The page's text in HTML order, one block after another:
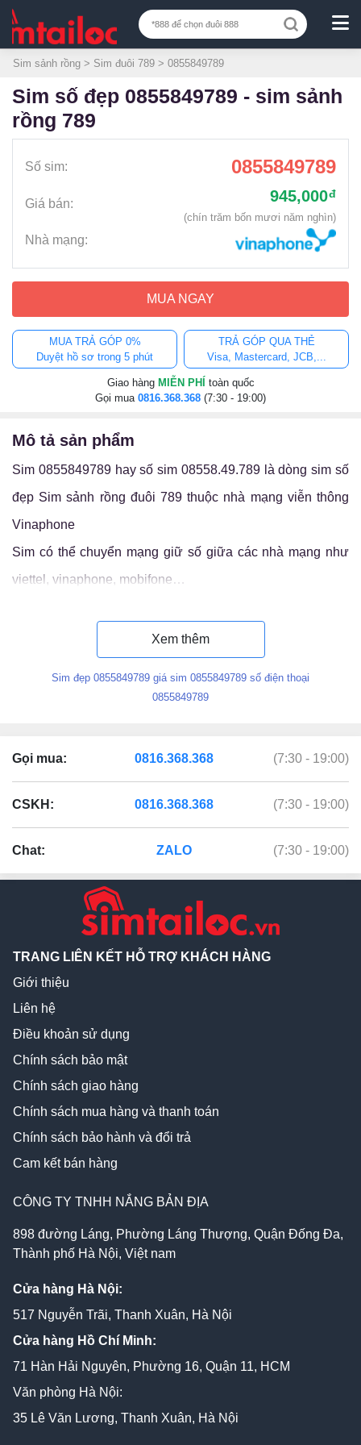
Sim sảnh rồng > Sim đuôi 789 > 0855849789
sim số đẹp 0855849789 - sim sảnh
rồng 789
Số sim: 0855849789
Giá bán: 945,000đ
(chín trăm bốn mươi năm nghìn)
Nhà mạng:
MUA NGAY
MUA TRẢ GÓP 0%
Duyệt hồ sơ trong 5 phút
TRẢ GÓP QUA THẺ
Visa, Mastercard, JCB,...
Giao hàng MIỄN PHÍ toàn quốc
Gọi mua 0816.368.368 (7:30 - 19:00)
mô tả sản phẩm
Sim 0855849789 hay số sim 08558.49.789 là dòng sim số
đẹp Sim sảnh rồng đuôi 789 thuộc nhà mạng viễn thông
Vinaphone
Sim có thể chuyển mạng giữ số giữa các nhà mạng như
viettel, vinaphone, mobifone…
Xem thêm
Sim đẹp 0855849789 giá sim 0855849789 số điện thoại
0855849789
Gọi mua: 0816.368.368 (7:30 - 19:00)
CSKH: 0816.368.368 (7:30 - 19:00)
Chat: ZALO (7:30 - 19:00)
CÔNG TY TNHH NẮNG BẢN ĐỊA
898 đường Láng, Phường Láng Thượng, Quận Đống Đa,
Thành phố Hà Nội, Việt nam
Cửa hàng Hà Nội:
517 Nguyễn Trãi, Thanh Xuân, Hà Nội
Cửa hàng Hồ Chí Minh:
71 Hàn Hải Nguyên, Phường 16, Quận 11, HCM
Văn phòng Hà Nội:
35 Lê Văn Lương, Thanh Xuân, Hà Nội
TRANG LIÊN KẾT HỖ TRỢ KHÁCH HÀNG
Giới thiệu
Liên hệ
Điều khoản sử dụng
Chính sách bảo mật
Chính sách giao hàng
Chính sách mua hàng và thanh toán
Chính sách bảo hành và đổi trả
Cam kết bán hàng